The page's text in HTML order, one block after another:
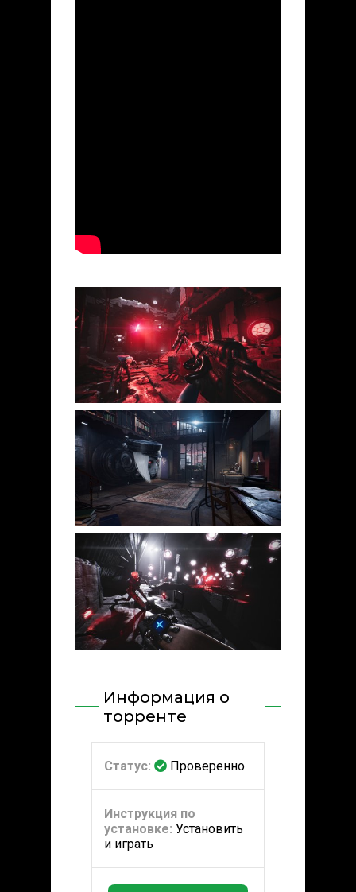
Информация о
торренте
Статус: Проверенно
Инструкция по
установке: Установить
и играть